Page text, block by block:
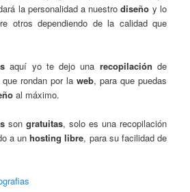
la personalidad a nuestrodiseño y lo
otros dependiendo de la calidad que
aquí yo te dejo una recopilación de
rondan por la web, para que puedas
al máximo.
songratuitas, solo es una recopilación
a unhosting libre, para su facilidad de